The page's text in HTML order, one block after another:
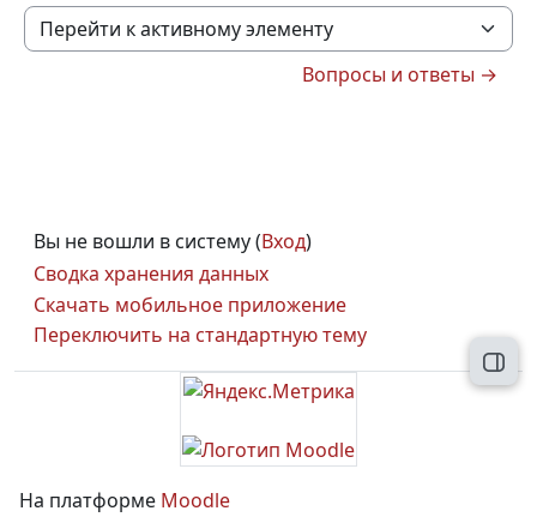
Перейти к активному элементу
Вопросы и ответы →
Вы не вошли в систему (Вход)
Сводка хранения данных
Скачать мобильное приложение
Переключить на стандартную тему
На платформе Moodle